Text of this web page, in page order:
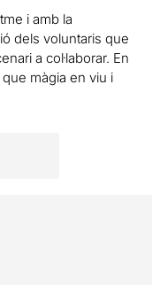
i amb la
dels voluntaris que
a col·laborar. En
màgia en viu i